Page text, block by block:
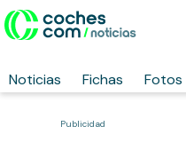
Noticias Fichas Fotos
Publicidad